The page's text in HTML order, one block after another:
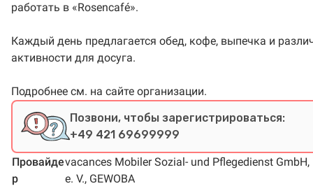
работать в «Rosencafé».
Каждый день предлагается обед, кофе, выпечка и
активности для досуга.
Подробнее см. на сайте организации.
Позвони, чтобы зарегистрироваться:
+49 421 69699999
Провайде
р
vacances Mobiler Sozial- und Pflegedienst GmbH,
e. V., GEWOBA